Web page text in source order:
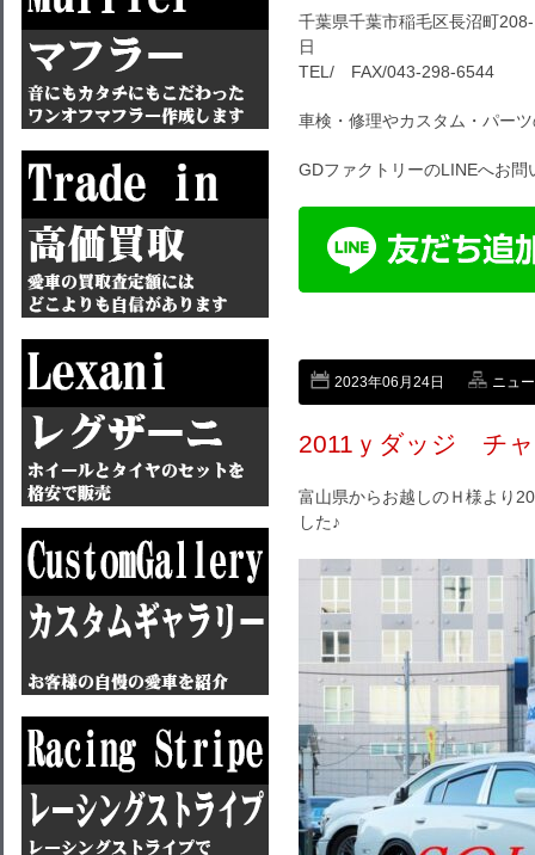
千葉県千葉市稲毛区長沼町
日
TEL/ FAX/043-298-6544
車検・修理やカスタム・パー
GDファクトリーのLINEへお問
2023年06月24日 ニュ
2011ｙダッジ チャ
富山県からお越しのＨ様より
した♪